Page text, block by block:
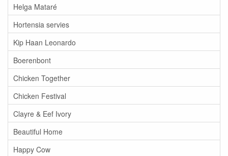
Helga Mataré
Hortensia servies
Kip Haan Leonardo
Boerenbont
Chicken Together
Chicken Festival
Clayre & Eef Ivory
Beautiful Home
Happy Cow